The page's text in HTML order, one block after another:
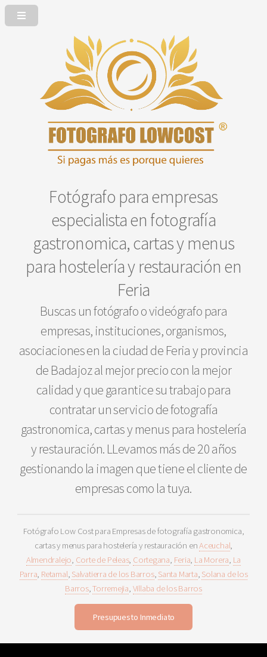
Fotógrafo para empresas
especialista en fotografía
gastronomica, cartas y menus
para hostelería y restauración en
Feria
Buscas un fotógrafo o videógrafo para
empresas, instituciones, organismos,
asociaciones en la ciudad de Feria y provincia
de Badajoz al mejor precio con la mejor
calidad y que garantice su trabajo para
contratar un servicio de fotografía
gastronomica, cartas y menus para hostelería
y restauración. LLevamos más de 20 años
gestionando la imagen que tiene el cliente de
empresas como la tuya.
Fotógrafo Low Cost para Empresas de fotografía gastronomica,
cartas y menus para hostelería y restauración enAceuchal,
Almendralejo, Corte de Peleas, Cortegana, Feria, La Morera, La
Parra, Retamal, Salvatierra de los Barros, Santa Marta, Solana de los
Barros,Torremejia, Villaba de los Barros
Presupuesto Inmediato